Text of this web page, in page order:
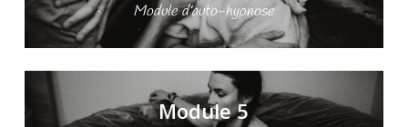
Module d’auto-hypnose
Module 5